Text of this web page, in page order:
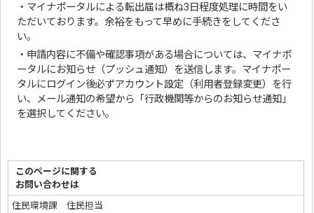
・マイナポータルによる転出届は概ね3日程度処理に時間をい
ただいております。余裕をもって早めに手続きをしてくださ
い。
・申請内容に不備や確認事項がある場合については、マイナポ
ータルにお知らせ（プッシュ通知）を送信します。マイナポー
タルにログイン後必ずアカウント設定（利用者登録変更）を行
い、メール通知の希望から「行政機関等からのお知らせ通知」
を選択してください。
このページに関する
お問い合わせは
住民環境課 住民担当